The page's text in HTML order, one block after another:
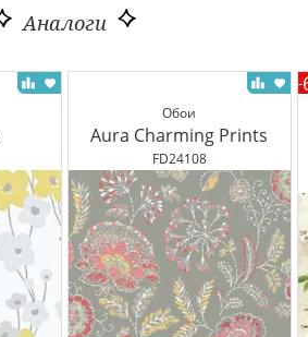
Аналоги
Обои
Aura Charming Prints
FD24108
-